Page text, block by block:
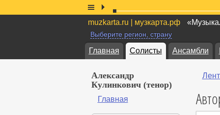
muzkarta.ru | музкарта.рф
Выберите регион, страну
Главная Солисты Ансамбли
Александр
Кулинкович (тенор)
Главная